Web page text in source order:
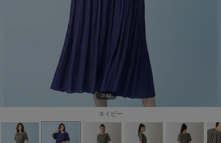
ネイビー
2/32